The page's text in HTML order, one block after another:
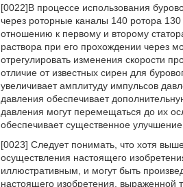
[0022]В процессе использования
через роторные каналы 140 ротора
отношению к первому и второму
раствора при его прохождении через
отрегулировать изменения скорости
отличие от известных сирен для
увеличивает амплитуду импульсов
давления обеспечивает
давления могут перемещаться до их
обеспечивает существенное
[0023] Следует понимать, что хотя
осуществления настоящего
иллюстративным, и могут быть
настоящего изобретения,